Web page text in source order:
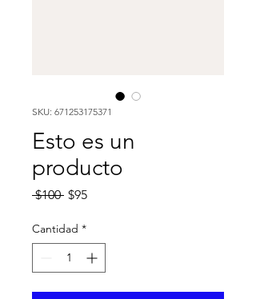
SKU: 671253175371
Esto es un
producto
$100 Precio
$95Precio
Cantidad *